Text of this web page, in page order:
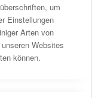
um
Einstellungen
Arten von
Websites
können.